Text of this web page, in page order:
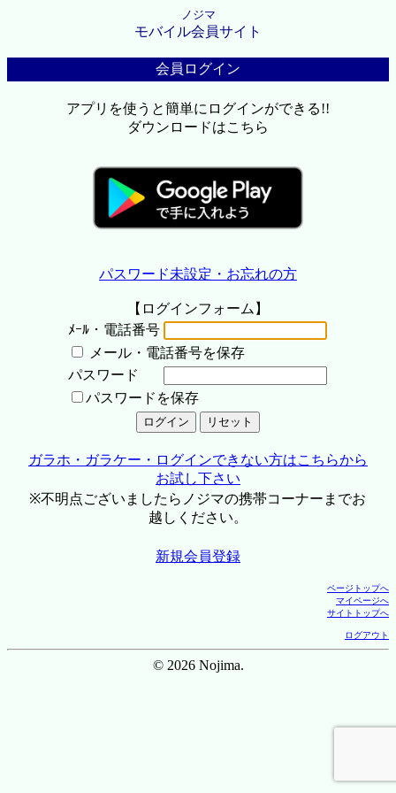
ノジマ
モバイル会員サイト
会員ログイン
アプリを使うと簡単にログインができる!!
ダウンロードはこちら
パスワード未設定・お忘れの方
【ログインフォーム】
ﾒｰﾙ・電話番号
メール・電話番号を保存
パスワード
パスワードを保存
ガラホ・ガラケー・ログインできない方はこちらから
お試し下さい
※不明点ございましたらノジマの携帯コーナーまでお
越しください。
新規会員登録
ページトップへ
マイページへ
サイトトップへ
ログアウト
© 2026 Nojima.